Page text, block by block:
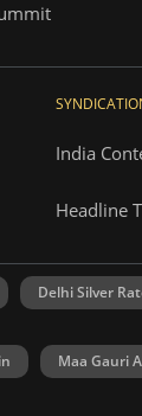
India
Headline
Delhi Silver
Maa Gauri